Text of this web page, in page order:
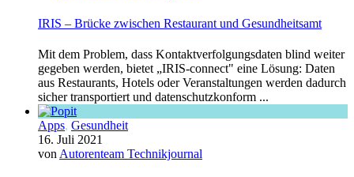
IRIS – Brücke zwischen Restaurant und Gesundheitsamt
Mit dem Problem, dass Kontaktverfolgungsdaten blind weiter
gegeben werden, bietet „IRIS-connect" eine Lösung: Daten
aus Restaurants, Hotels oder Veranstaltungen werden dadurch
sicher transportiert und datenschutzkonform ...
Apps, Gesundheit
16. Juli 2021
von Autorenteam Technikjournal